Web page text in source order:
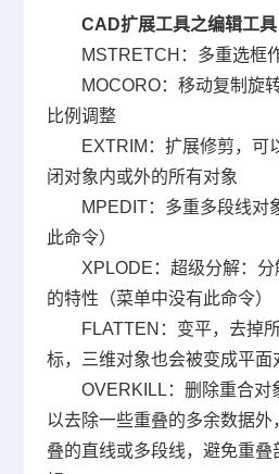
CAD扩展工具之编辑工具
MSTRETCH ：多重选框
MOCORO：移动复制旋
比例调整
EXTRIM ：扩展修剪，可
闭对象内或外的所有对象
MPEDIT：多重多段线对
此命令）
XPLODE ：超级分解：
的特性（菜单中没有此命令）
FLATTEN ：变平，去掉
标，三维对象也会被变成平面
OVERKILL ：删除重合对
以去除一些重叠的多余数据外
叠的直线或多段线，避免重叠